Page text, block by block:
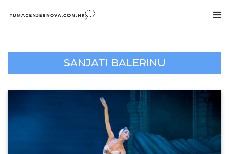
SANJATI BALERINU